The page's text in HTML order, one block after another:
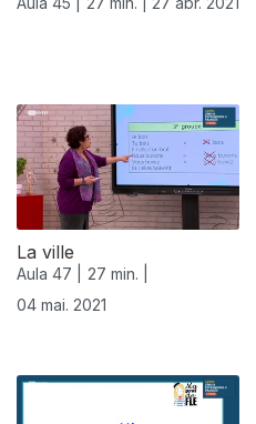
La ville
Aula 47 |
27 min. |
04 mai. 2021